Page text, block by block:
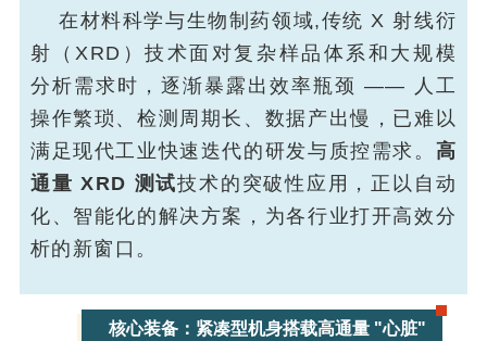
在材料科学与生物制药领域,传统 X 射线衍
射（XRD）技术面对复杂样品体系和大规模
分析需求时，逐渐暴露出效率瓶颈 —— 人工
操作繁琐、检测周期长、数据产出慢，已难以
满足现代工业快速迭代的研发与质控需求。 高
通量 XRD 测试技术的突破性应用，正以自动
化、智能化的解决方案，为各行业打开高效分
析的新窗口。
核心装备：紧凑型机身搭载高通量 "心脏"